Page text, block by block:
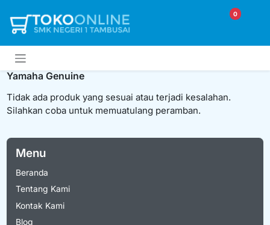
0
Yamaha Genuine
Tidak ada produk yang sesuai atau terjadi kesalahan.
Silahkan coba untuk memuatulang peramban.
Menu
Beranda
Tentang Kami
Kontak Kami
Blog